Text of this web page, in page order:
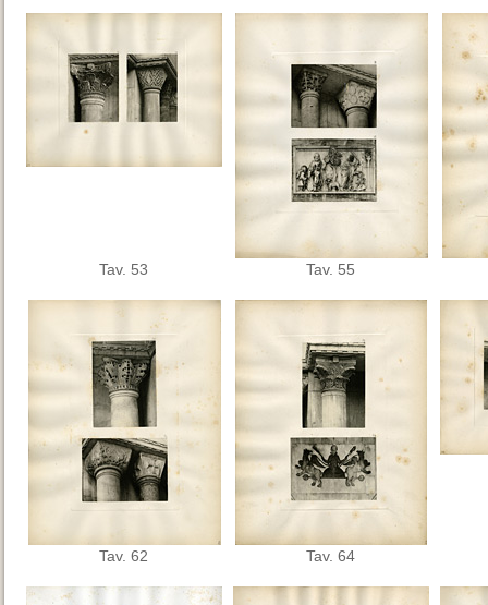
Tav. 53 Tav. 55
Tav. 62 Tav. 64